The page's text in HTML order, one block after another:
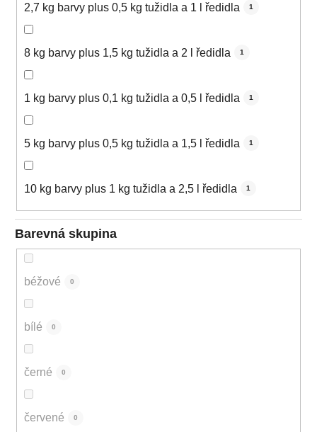
2,7 kg barvy plus 0,5 kg tužidla a 1 l ředidla 1
8 kg barvy plus 1,5 kg tužidla a 2 l ředidla 1
1 kg barvy plus 0,1 kg tužidla a 0,5 l ředidla 1
5 kg barvy plus 0,5 kg tužidla a 1,5 l ředidla 1
10 kg barvy plus 1 kg tužidla a 2,5 l ředidla 1
Barevná skupina
béžové 0
bílé 0
černé 0
červené 0